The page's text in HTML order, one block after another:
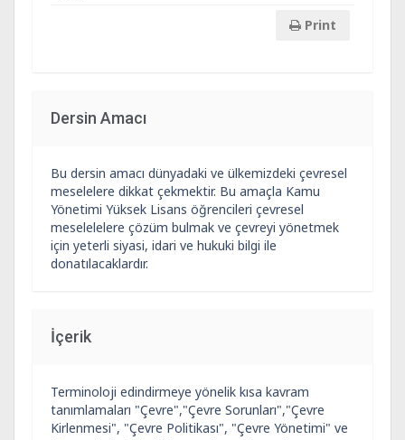
Print
Dersin Amacı
Bu dersin amacı dünyadaki ve ülkemizdeki çevresel
meselelere dikkat çekmektir. Bu amaçla Kamu
Yönetimi Yüksek Lisans öğrencileri çevresel
meselelelere çözüm bulmak ve çevreyi yönetmek
için yeterli siyasi, idari ve hukuki bilgi ile
donatılacaklardır.
İçerik
Terminoloji edindirmeye yönelik kısa kavram
tanımlamaları "Çevre","Çevre Sorunları","Çevre
Kirlenmesi", "Çevre Politikası", "Çevre Yönetimi" ve